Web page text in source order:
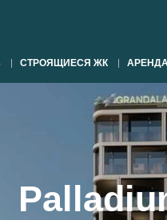
СТРОЯЩИЕСЯ ЖК